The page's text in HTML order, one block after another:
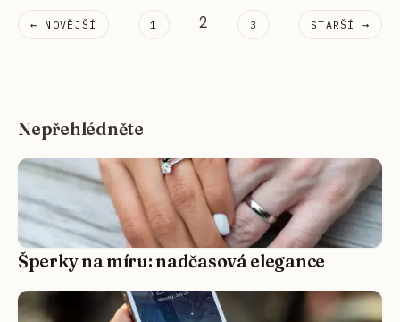
← NOVĚJŠÍ 1 2 3 STARŠÍ →
Nepřehlédněte
Šperky na míru: nadčasová elegance